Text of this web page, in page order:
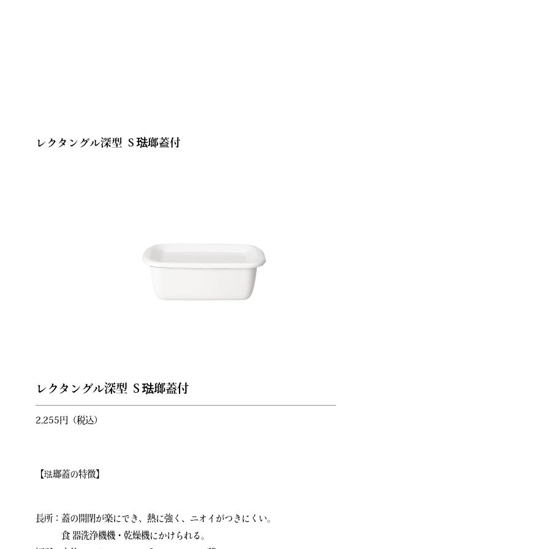
レクタングル深型 Ｓ琺瑯蓋付
レクタングル深型 Ｓ琺瑯蓋付
2,255円（税込）
【琺瑯蓋の特徴】
長所：蓋の開閉が楽にでき、熱に強く、ニオイがつきにくい。
食 器洗浄機機・乾燥機にかけられる。